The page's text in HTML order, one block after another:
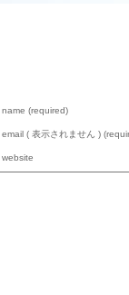
name (required)
email ( 表示されません )
website